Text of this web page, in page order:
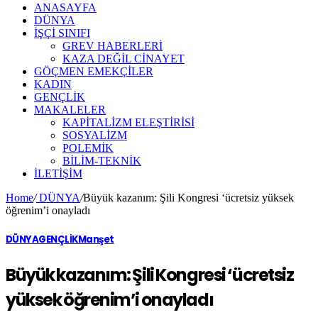
ANASAYFA
DÜNYA
İŞÇİ SINIFI
GREV HABERLERİ
KAZA DEĞİL CİNAYET
GÖÇMEN EMEKÇİLER
KADIN
GENÇLİK
MAKALELER
KAPİTALİZM ELEŞTİRİSİ
SOSYALİZM
POLEMİK
BİLİM-TEKNİK
ILETIŞIM
Home/DÜNYA/Büyük kazanım: Şili Kongresi ‘ücretsiz yüksek
öğrenim’i onayladı
DÜNYAGENÇLİKManşet
Büyük kazanım: Şili Kongresi ‘ücretsiz
yüksek öğrenim’i onayladı